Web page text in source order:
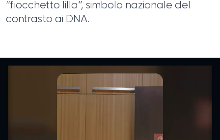
“fiocchetto lilla”, simbolo nazionale del
contrasto ai DNA.